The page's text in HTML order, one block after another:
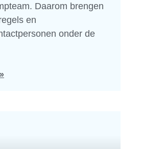
Daarom brengen
en
onder de